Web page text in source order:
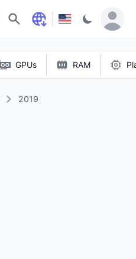
Buscar
GPUs RAM
2019